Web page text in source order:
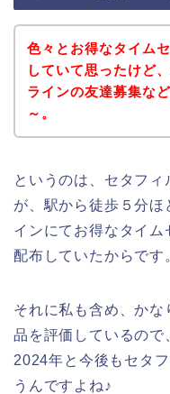
色々とお得なタイム
していて思ったけど
ラインの友達募集な
～。
というのは、セタフ
が、駅から徒歩５分ほ
インにてお得なタイ
配布していたからです
それに私も含め、か
品を評価しているので
2024年と今後もセタ
うんですよね♪